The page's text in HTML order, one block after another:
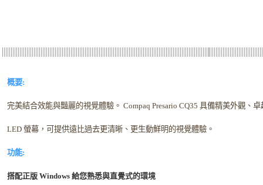
概要:
完美結合效能與豔麗的視覺體驗。 Compaq Presario CQ35 具備精美外觀、
LED 螢幕，可提供遠比過去更清晰、更生動鮮明的視覺體驗。
功能:
搭配正版 Windows 給您熟悉與直覺式的環境